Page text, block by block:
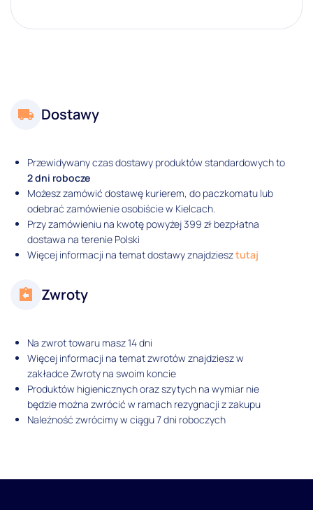
Dostawy
Przewidywany czas dostawy produktów standardowych to
2 dni robocze
Możesz zamówić dostawę kurierem, do paczkomatu lub
odebrać zamówienie osobiście w Kielcach.
Przy zamówieniu na kwotę powyżej 399 zł bezpłatna
dostawa na terenie Polski
Więcej informacji na temat dostawy znajdziesztutaj
Zwroty
Na zwrot towaru masz 14 dni
Więcej informacji na temat zwrotów znajdziesz w
zakładce Zwroty na swoim koncie
Produktów higienicznych oraz szytych na wymiar nie
będzie można zwrócić w ramach rezygnacji z zakupu
Należność zwrócimy w ciągu 7 dni roboczych